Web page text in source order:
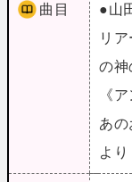
曲目
●山
リ
の神
《
あ
よ